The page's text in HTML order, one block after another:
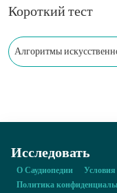
Короткий тест
Алгоритмы
Исследовать
О Саудиопедии
Условия
Политика